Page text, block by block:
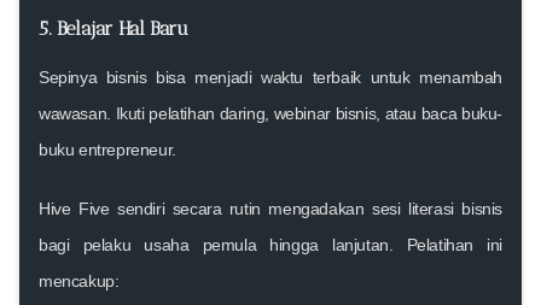
5. Belajar Hal Baru
Sepinya bisnis bisa menjadiwaktu terbaik untuk menambah
wawasan . Ikuti pelatihan daring, webinar bisnis, atau baca buku-
buku entrepreneur.
Hive Five sendiri secara rutin mengadakan sesi literasi bisnis
bagi pelaku usaha pemula hingga lanjutan. Pelatihan ini
mencakup: